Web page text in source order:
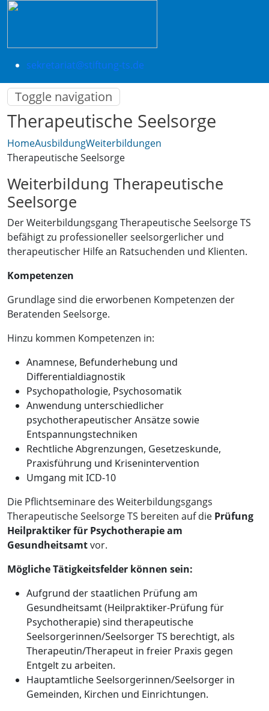
sekretariat@stiftung-ts.de
Toggle navigation
Therapeutische Seelsorge
HomeAusbildungWeiterbildungen
Therapeutische Seelsorge
Weiterbildung Therapeutische
Seelsorge
Der Weiterbildungsgang Therapeutische Seelsorge TS
befähigt zu professioneller seelsorgerlicher und
therapeutischer Hilfe an Ratsuchenden und Klienten.
Kompetenzen
Grundlage sind die erworbenen Kompetenzen der
Beratenden Seelsorge.
Hinzu kommen Kompetenzen in:
Anamnese, Befunderhebung und
Differentialdiagnostik
Psychopathologie, Psychosomatik
Anwendung unterschiedlicher
psychotherapeutischer Ansätze sowie
Entspannungstechniken
Rechtliche Abgrenzungen, Gesetzeskunde,
Praxisführung und Krisenintervention
Umgang mit ICD-10
Die Pflichtseminare des Weiterbildungsgangs
Therapeutische Seelsorge TS bereiten auf die Prüfung
Heilpraktiker für Psychotherapie am
Gesundheitsamtvor.
Mögliche Tätigkeitsfelder können sein:
Aufgrund der staatlichen Prüfung am
Gesundheitsamt (Heilpraktiker-Prüfung für
Psychotherapie) sind therapeutische
Seelsorgerinnen/Seelsorger TS berechtigt, als
Therapeutin/Therapeut in freier Praxis gegen
Entgelt zu arbeiten.
Hauptamtliche Seelsorgerinnen/Seelsorger in
Gemeinden, Kirchen und Einrichtungen.